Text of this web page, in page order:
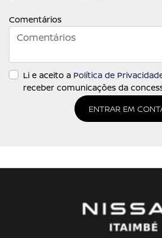
Comentários
Li e aceito a Política de
receber comunicações da
ENTRAR EM